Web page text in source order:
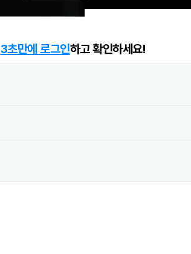
3초만에 로그인하고 확인하세요!